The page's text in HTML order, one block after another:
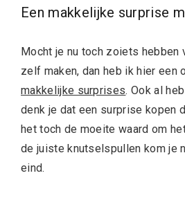
Een makkelijke surprise
Mocht je nu toch zoiets hebben
zelf maken, dan heb ik hier een
makkelijke surprises. Ook al
denk je dat een surprise kopen
het toch de moeite waard om
de juiste knutselspullen kom je
eind.